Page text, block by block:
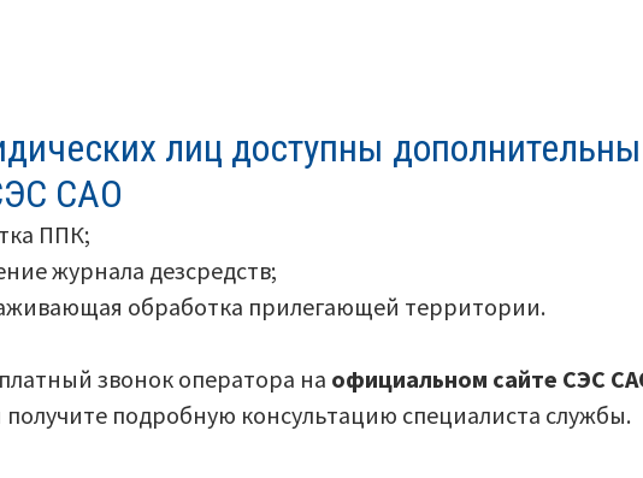
лиц доступны
САО
ППК;
журнала дезсредств;
обработка прилегающей территории.
звонок оператора на официальном сайте СЭС
получите подробную консультацию специалиста службы.